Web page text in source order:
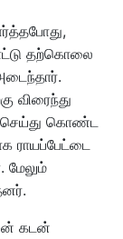
தற்கொலை
விரைந்து
கொண்ட
ராயப்பேட்டை
மேலும்
கடன்